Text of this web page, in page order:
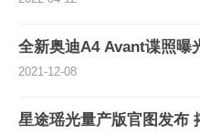
全新奥迪A4 Avant谍照曝
2021-12-08
星途瑶光量产版官图发布